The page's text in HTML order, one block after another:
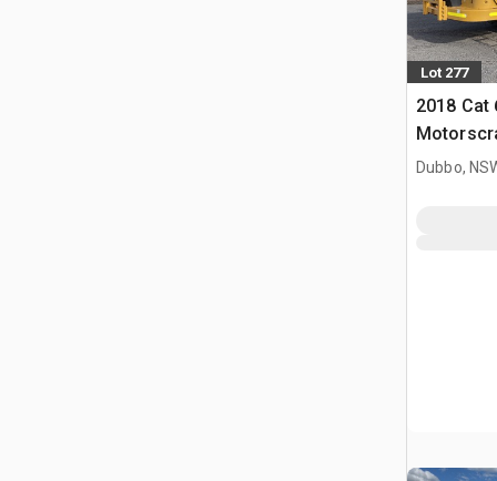
Lot 277
2018 Cat
Dubbo,